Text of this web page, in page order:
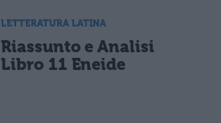
LETTERATURA LATINA
Riassunto e Analisi
Libro 11 Eneide